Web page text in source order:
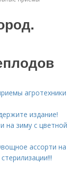
агротехники
издание!
на зиму с цветной
ассорти на